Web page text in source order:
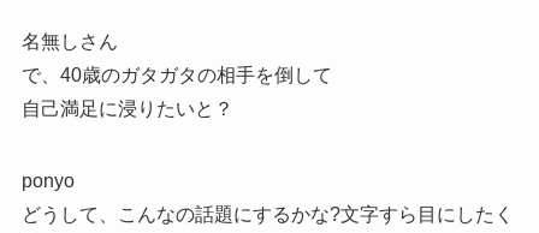
名無しさん
で、40歳のガタガタの相手を倒して
自己満足に浸りたいと？
ponyo
どうして、こんなの話題にするかな?文字すら目にしたく